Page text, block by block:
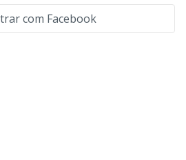
com Facebook